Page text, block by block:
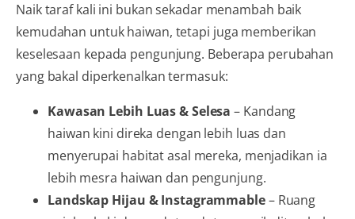
Naik taraf kali ini bukan sekadar menambah baik
kemudahan untuk haiwan, tetapi juga memberikan
keselesaan kepada pengunjung. Beberapa perubahan
yang bakal diperkenalkan termasuk:
Kawasan Lebih Luas & Selesa – Kandang
haiwan kini direka dengan lebih luas dan
menyerupai habitat asal mereka, menjadikan ia
lebih mesra haiwan dan pengunjung.
Landskap Hijau & Instagrammable– Ruang